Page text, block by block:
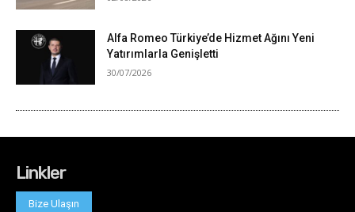
Linkler
Bize Ulaşın